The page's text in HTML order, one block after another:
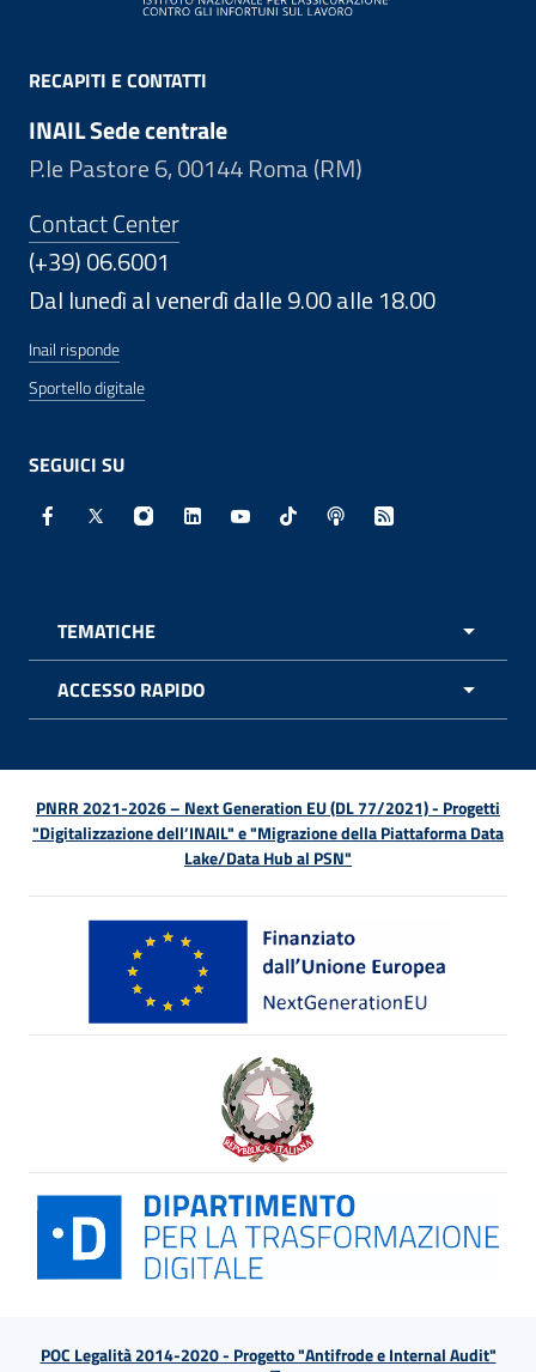
RECAPITI E CONTATTI
INAIL Sede centrale
P.le Pastore 6, 00144 Roma (RM)
Contact Center
(+39) 06.6001
Dal lunedì al venerdì dalle 9.00 alle 18.00
Inail risponde
Sportello digitale
SEGUICI SU
Facebook - Sito esterno - Apertura in nuova finestra
X - Sito esterno - Apertura in nuova finestra
Instagram - Sito esterno - Apertura in
Linkedin - Sito esterno - Apertura in
Youtube - Sito esterno -
TikTok - Sito esterno -
Spreaker - Sito
Feed RSS -
TEMATICHE
ACCESSO RAPIDO
PNRR 2021-2026 – Next Generation EU (DL 77/2021) - Progetti
"Digitalizzazione dell’INAIL" e "Migrazione della Piattaforma Data
Lake/Data Hub al PSN"
POC Legalità 2014-2020 - Progetto "Antifrode e Internal Audit"